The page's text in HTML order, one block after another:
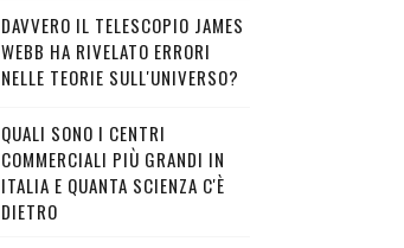
DAVVERO IL TELESCOPIO JAMES
WEBB HA RIVELATO ERRORI
NELLE TEORIE SULL'UNIVERSO?
QUALI SONO I CENTRI
COMMERCIALI PIÙ GRANDI IN
ITALIA E QUANTA SCIENZA C'È
DIETRO